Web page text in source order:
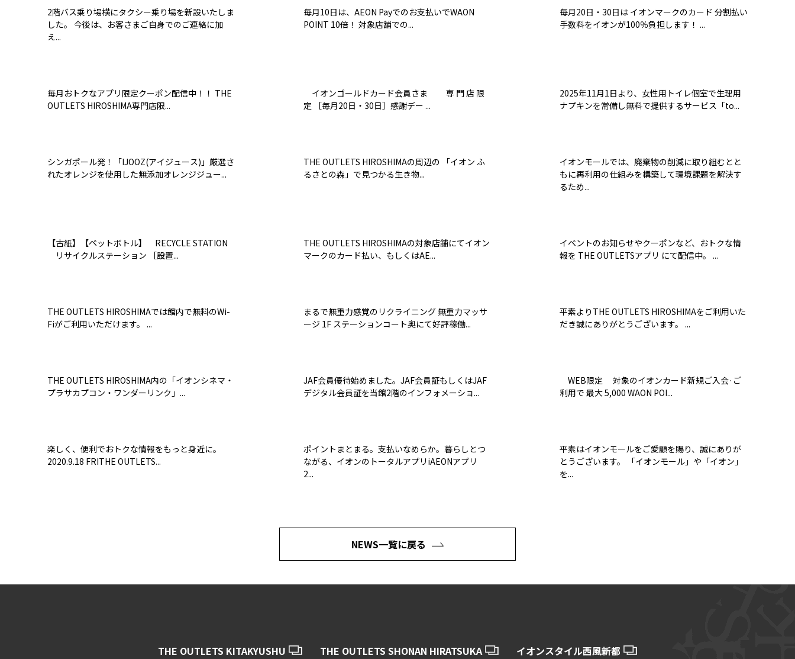
2階バス乗り場横にタクシー乗り場を新設いたしま
した。 今後は、お客さまご自身でのご連絡に加
え...
毎月10日は、AEON Payでのお支払いでWAON
POINT 10倍！ 対象店舗での...
毎月20日・30日は イオンマークのカード 分割払い
手数料をイオンが100％負担します！ ...
毎月おトクなアプリ限定クーポン配信中！！ THE
OUTLETS HIROSHIMA専門店限...
イオンゴールドカード会員さま 専 門 店 限
定 ［毎月20日・30日］感謝デー ...
2025年11月1日より、女性用トイレ個室で生理用
ナプキンを常備し無料で提供するサービス「to...
シンガポール発！「IJOOZ(アイジュース)」厳選さ
れたオレンジを使用した無添加オレンジジュー...
THE OUTLETS HIROSHIMAの周辺の 「イオン ふ
るさとの森」で見つかる生き物...
イオンモールでは、廃棄物の削減に取り組むとと
もに再利用の仕組みを構築して環境課題を解決す
るため...
【古紙】【ペットボトル】 RECYCLE STATION
リサイクルステーション ［設置...
THE OUTLETS HIROSHIMAの対象店舗にてイオン
マークのカード払い、もしくはAE...
イベントのお知らせやクーポンなど、おトクな情
報を THE OUTLETSアプリ にて配信中。 ...
THE OUTLETS HIROSHIMAでは館内で無料のWi-
Fiがご利用いただけます。 ...
まるで無重力感覚のリクライニング 無重力マッサ
ージ 1F ステーションコート奥にて好評稼働...
平素よりTHE OUTLETS HIROSHIMAをご利用いた
だき誠にありがとうございます。 ...
THE OUTLETS HIROSHIMA内の「イオンシネマ・
プラサカプコン・ワンダーリンク」...
JAF会員優待始めました。JAF会員証もしくはJAF
デジタル会員証を当館2階のインフォメーショ...
WEB限定 対象のイオンカード新規ご入会·ご
利用で 最大 5,000 WAON POI...
楽しく、便利でおトクな情報をもっと身近に。
2020.9.18 FRITHE OUTLETS...
ポイントまとまる。支払いなめらか。暮らしとつ
ながる、イオンのトータルアプリiAEONアプリ
2...
平素はイオンモールをご愛顧を賜り、誠にありが
とうございます。 「イオンモール」や「イオン」
を...
NEWS一覧に戻る
THE OUTLETS KITAKYUSHU THE OUTLETS SHONAN HIRATSUKA イオンスタイル西風新都